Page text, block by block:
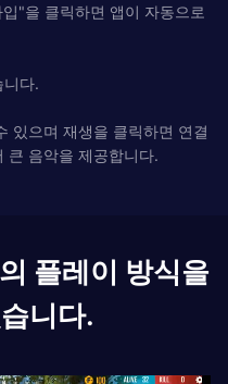
"을 클릭하면 앱이 자동으로
다.
있으며 재생을 클릭하면 연결
큰 음악을 제공합니다.
플레이 방식을
니다.